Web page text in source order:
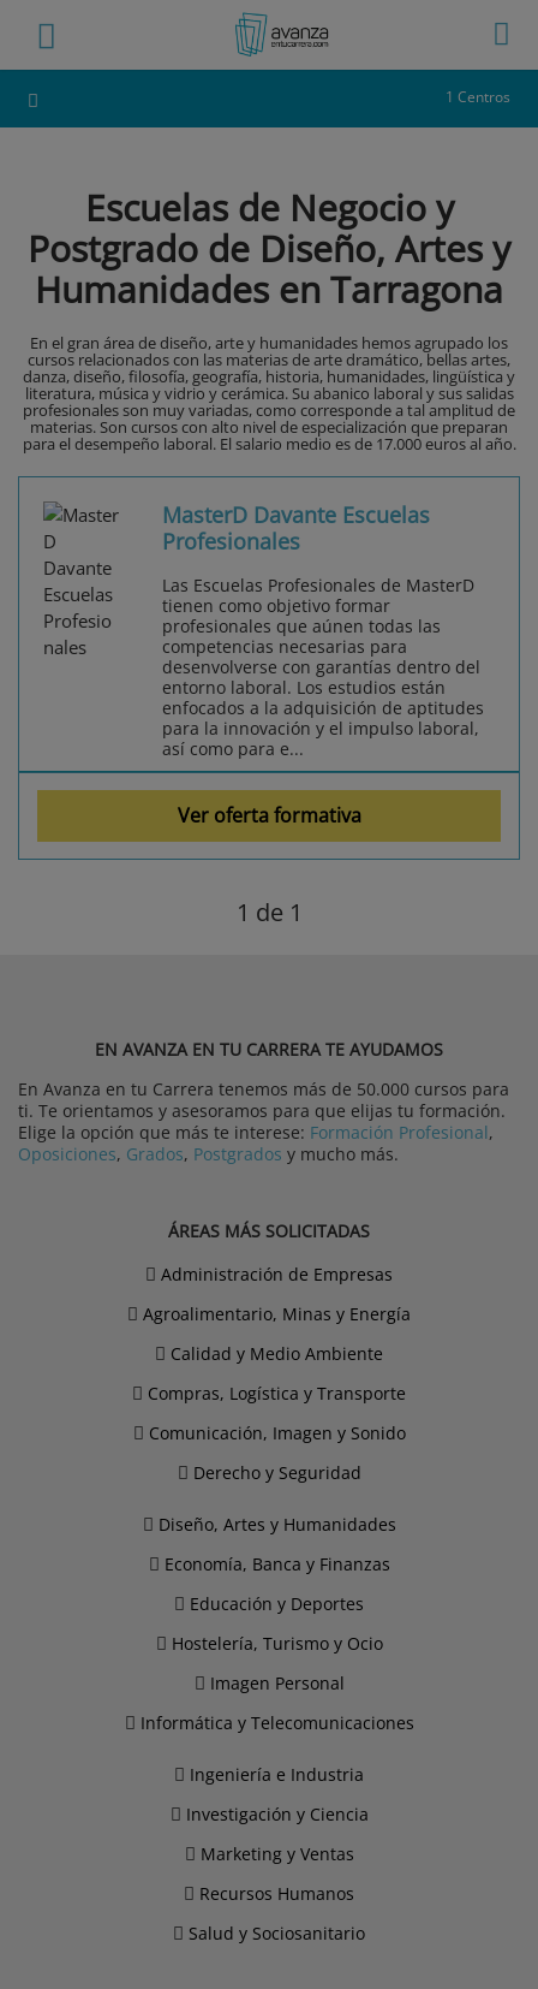
1 Centros
Escuelas de Negocio y
Postgrado de Diseño, Artes y
Humanidades en Tarragona
En el gran área de diseño, arte y humanidades hemos agrupado los
cursos relacionados con las materias de arte dramático, bellas artes,
danza, diseño, filosofía, geografía, historia, humanidades, lingüística y
literatura, música y vidrio y cerámica. Su abanico laboral y sus salidas
profesionales son muy variadas, como corresponde a tal amplitud de
materias. Son cursos con alto nivel de especialización que preparan
para el desempeño laboral. El salario medio es de 17.000 euros al año.
MasterD Davante Escuelas
Profesionales
Las Escuelas Profesionales de MasterD
tienen como objetivo formar
profesionales que aúnen todas las
competencias necesarias para
desenvolverse con garantías dentro del
entorno laboral. Los estudios están
enfocados a la adquisición de aptitudes
para la innovación y el impulso laboral,
así como para e...
Ver oferta formativa
1 de 1
EN AVANZA EN TU CARRERA TE AYUDAMOS
En Avanza en tu Carrera tenemos más de 50.000 cursos para
ti. Te orientamos y asesoramos para que elijas tu formación.
Elige la opción que más te interese: Formación Profesional,
Oposiciones, Grados, Postgrados y mucho más.
ÁREAS MÁS SOLICITADAS
Administración de Empresas
Agroalimentario, Minas y Energía
Calidad y Medio Ambiente
Compras, Logística y Transporte
Comunicación, Imagen y Sonido
Derecho y Seguridad
Diseño, Artes y Humanidades
Economía, Banca y Finanzas
Educación y Deportes
Hostelería, Turismo y Ocio
Imagen Personal
Informática y Telecomunicaciones
Ingeniería e Industria
Investigación y Ciencia
Marketing y Ventas
Recursos Humanos
Salud y Sociosanitario